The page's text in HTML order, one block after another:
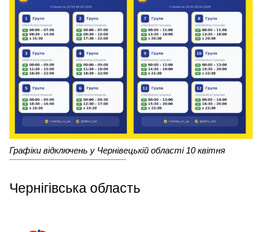
Графіки відключень у Чернівецькій області 10 квітня
Чернігівська область